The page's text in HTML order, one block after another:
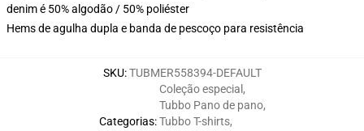
denim é 50% algodão / 50% poliéster
Hems de agulha dupla e banda de pescoço para resistência
SKU:TUBMER558394-DEFAULT
Categorias:
Coleção especial ,
Tubbo Pano de pano,
Tubbo T-shirts,